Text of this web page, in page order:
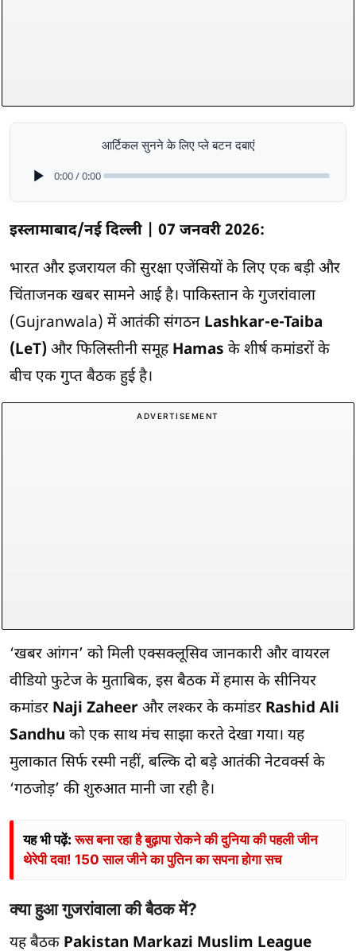
आर्टिकल सुनने के लिए प्ले बटन दबाएं
0:00 / 0:00
इस्लामाबाद/नई दिल्ली | 07 जनवरी 2026:
भारत और इजरायल की सुरक्षा एजेंसियों के लिए एक बड़ी और
चिंताजनक खबर सामने आई है। पाकिस्तान के गुजरांवाला
(Gujranwala) में आतंकी संगठन Lashkar-e-Taiba
(LeT) और फिलिस्तीनी समूह Hamas के शीर्ष कमांडरों के
बीच एक गुप्त बैठक हुई है।
ADVERTISEMENT
‘खबर आंगन’ को मिली एक्सक्लूसिव जानकारी और वायरल
वीडियो फुटेज के मुताबिक, इस बैठक में हमास के सीनियर
कमांडर Naji Zaheer और लश्कर के कमांडर Rashid Ali
Sandhu को एक साथ मंच साझा करते देखा गया। यह
मुलाकात सिर्फ रस्मी नहीं, बल्कि दो बड़े आतंकी नेटवर्क्स के
‘गठजोड़’ की शुरुआत मानी जा रही है।
यह भी पढ़ें:रूस बना रहा है बुढ़ापा रोकने की दुनिया की पहली जीन
थेरेपी दवा! 150 साल जीने का पुतिन का सपना होगा सच
क्या हुआ गुजरांवाला की बैठक में?
यह बैठक Pakistan Markazi Muslim League